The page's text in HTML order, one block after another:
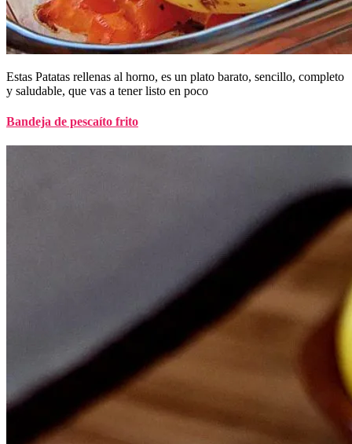
Estas Patatas rellenas al horno, es un plato barato, sencillo, completo
y saludable, que vas a tener listo en poco
Bandeja de pescaíto frito